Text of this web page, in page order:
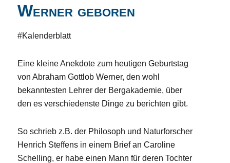
Werner geboren
#Kalenderblatt
Eine kleine Anekdote zum heutigen Geburtstag
von Abraham Gottlob Werner, den wohl
bekanntesten Lehrer der Bergakademie, über
den es verschiedenste Dinge zu berichten gibt.
So schrieb z.B. der Philosoph und Naturforscher
Henrich Steffens in einem Brief an Caroline
Schelling, er habe einen Mann für deren Tochter